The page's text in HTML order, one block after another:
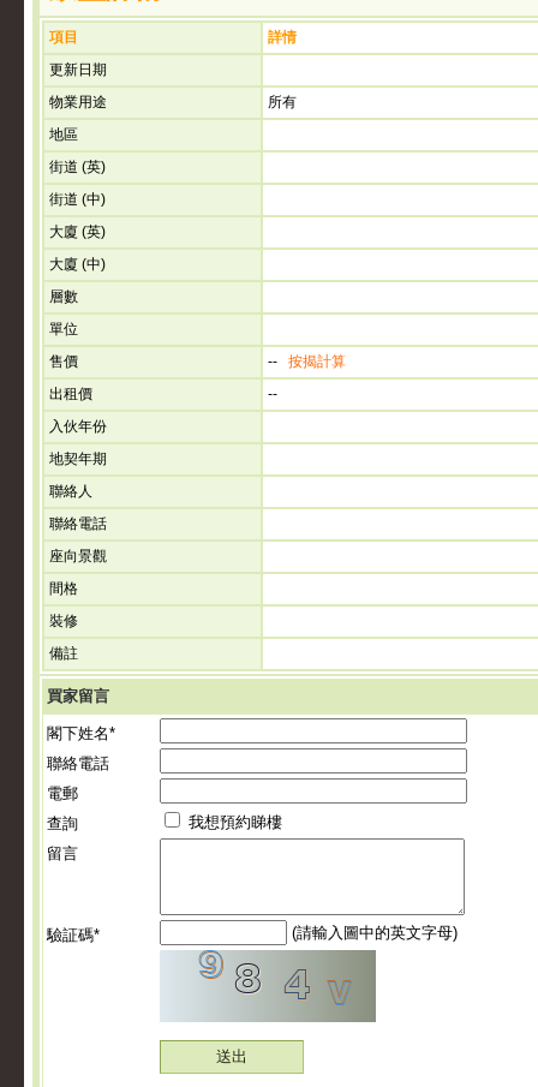
項目
詳情
更新日期
物業用途
所有
地區
街道 (英)
街道 (中)
大廈 (英)
大廈 (中)
層數
單位
售價
-- 按揭計算
出租價
--
入伙年份
地契年期
聯絡人
聯絡電話
座向景觀
間格
裝修
備註
買家留言
閣下姓名*
聯絡電話
電郵
查詢
我想預約睇樓
留言
驗証碼* (請輸入圖中的英文字母)